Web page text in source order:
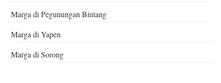
Marga di Pegunungan Bintang
Marga di Yapen
Marga di Sorong